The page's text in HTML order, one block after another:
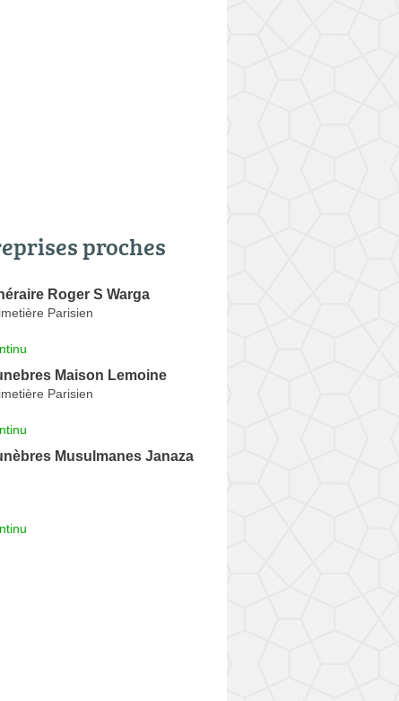
proches
Roger S Warga
Parisien
Maison Lemoine
Parisien
Musulmanes Janaza